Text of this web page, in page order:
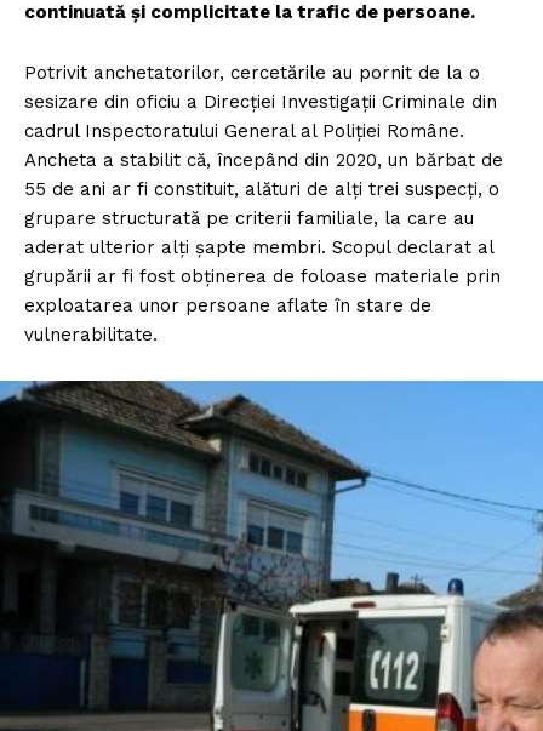
continuată și complicitate la trafic de persoane.
Potrivit anchetatorilor, cercetările au pornit de la o
sesizare din oficiu a Direcției Investigații Criminale din
cadrul Inspectoratului General al Poliției Române.
Ancheta a stabilit că, începând din 2020, un bărbat de
55 de ani ar fi constituit, alături de alți trei suspecți, o
grupare structurată pe criterii familiale, la care au
aderat ulterior alți șapte membri. Scopul declarat al
grupării ar fi fost obținerea de foloase materiale prin
exploatarea unor persoane aflate în stare de
vulnerabilitate.